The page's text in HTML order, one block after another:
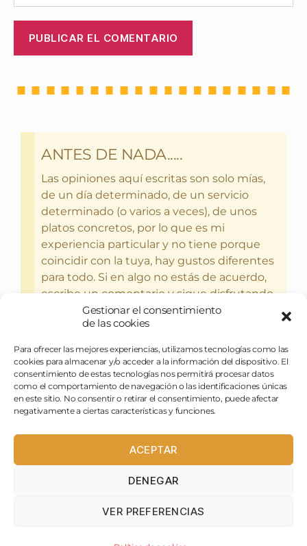
Gestionar el consentimiento
de las cookies
Para ofrecer las mejores experiencias, utilizamos tecnologías como las
cookies para almacenar y/o acceder a la información del dispositivo. El
consentimiento de estas tecnologías nos permitirá procesar datos
como el comportamiento de navegación o las identificaciones únicas
en este sitio. No consentir o retirar el consentimiento, puede afectar
negativamente a ciertas características y funciones.
ACEPTAR
DENEGAR
VER PREFERENCIAS
ANTES DE NADA.....
Las opiniones aquí escritas son solo mías,
de un día determinado, de un servicio
determinado (o varios a veces), de unos
platos concretos, por lo que es mi
experiencia particular y no tiene porque
coincidir con la tuya, hay gustos diferentes
para todo. Si en algo no estás de acuerdo,
escribe un comentario y sigue disfrutando
del bebercio y el glotoneo.